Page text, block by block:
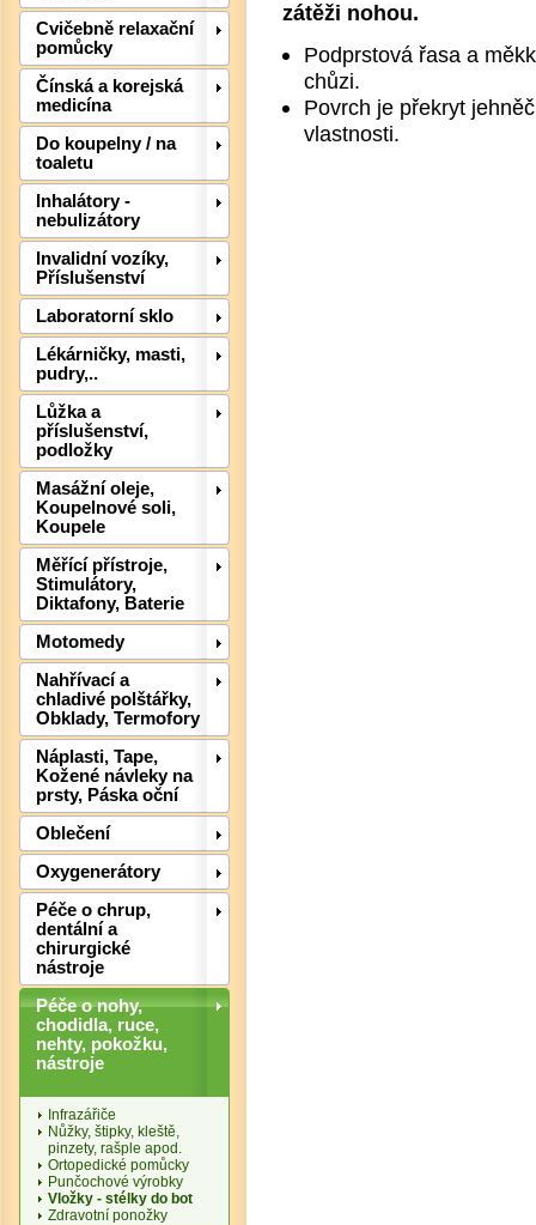
Cvičebně relaxační
pomůcky
Čínská a korejská
medicína
Do koupelny / na
toaletu
Inhalátory -
nebulizátory
Invalidní vozíky,
Příslušenství
Laboratorní sklo
Lékárničky, masti,
pudry,..
Lůžka a
příslušenství,
podložky
Masážní oleje,
Koupelnové soli,
Koupele
Měřící přístroje,
Stimulátory,
Diktafony, Baterie
Motomedy
Nahřívací a
chladivé polštářky,
Obklady, Termofory
Náplasti, Tape,
Kožené návleky na
prsty, Páska oční
Oblečení
Oxygenerátory
Péče o chrup,
dentální a
chirurgické
nástroje
Péče o nohy,
chodidla, ruce,
nehty, pokožku,
nástroje
Infrazářiče
Nůžky, štipky, kleště,
pinzety, rašple apod.
Ortopedické pomůcky
Punčochové výrobky
Vložky - stélky do bot
Zdravotní ponožky
zátěži nohou.
Podprstová řasa a
chůzi.
Povrch je překryt
vlastnosti.